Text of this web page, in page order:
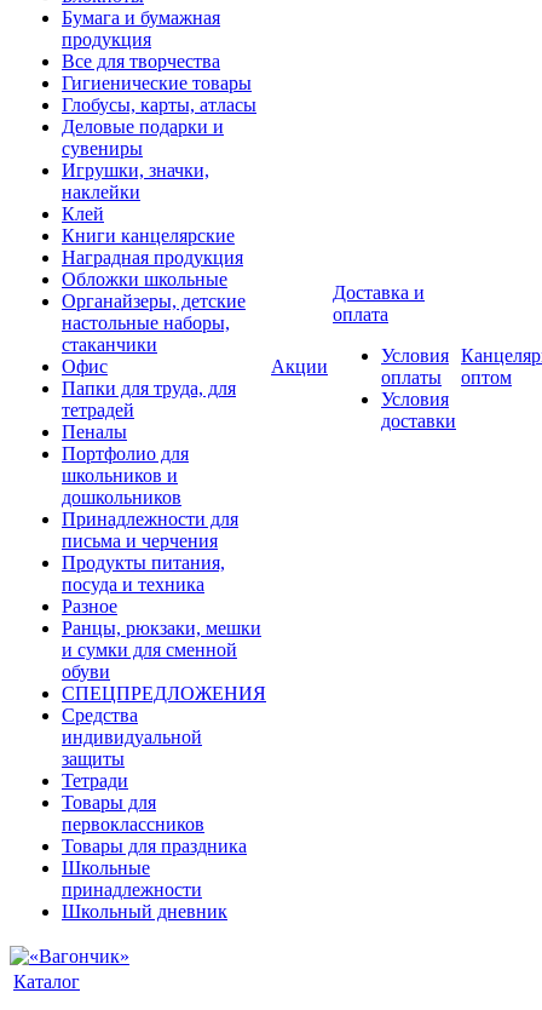
Бумага и бумажная
продукция
Все для творчества
Гигиенические товары
Глобусы, карты, атласы
Деловые подарки и
сувениры
Игрушки, значки,
наклейки
Клей
Книги канцелярские
Наградная продукция
Обложки школьные
Органайзеры, детские
настольные наборы,
стаканчики
Офис
Папки для труда, для
тетрадей
Пеналы
Портфолио для
школьников и
дошкольников
Принадлежности для
письма и черчения
Продукты питания,
посуда и техника
Разное
Ранцы, рюкзаки, мешки
и сумки для сменной
обуви
СПЕЦПРЕДЛОЖЕНИЯ
Средства
индивидуальной
защиты
Тетради
Товары для
первоклассников
Товары для праздника
Школьные
принадлежности
Школьный дневник
Акции
Доставка и
оплата
Условия
оплаты
Условия
доставки
оптом
Каталог